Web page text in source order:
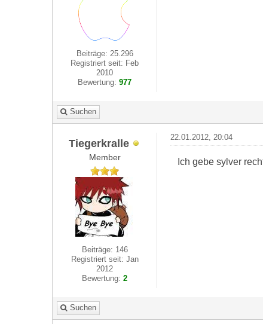
Beiträge: 25.296
Registriert seit: Feb
2010
Bewertung:977
Suchen
Tiegerkralle
Member
Beiträge: 146
Registriert seit: Jan
2012
Bewertung:2
22.01.2012, 20:04
Ich gebe sylver
Suchen